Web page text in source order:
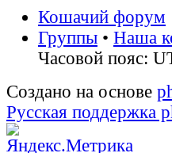
Кошачий форум
Группы • Наша
Часовой пояс:
Создано на основе
Русская поддержка